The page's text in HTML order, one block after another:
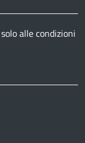
alle condizioni